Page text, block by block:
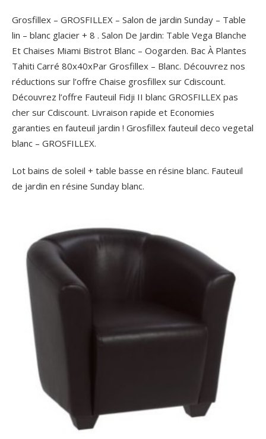
Grosfillex – GROSFILLEX – Salon de jardin Sunday – Table
lin – blanc glacier + 8 . Salon De Jardin: Table Vega Blanche
Et Chaises Miami Bistrot Blanc – Oogarden. Bac À Plantes
Tahiti Carré 80x40xPar Grosfillex – Blanc. Découvrez nos
réductions sur l’offre Chaise grosfillex sur Cdiscount.
Découvrez l’offre Fauteuil Fidji II blanc GROSFILLEX pas
cher sur Cdiscount. Livraison rapide et Economies
garanties en fauteuil jardin ! Grosfillex fauteuil deco vegetal
blanc – GROSFILLEX.
Lot bains de soleil + table basse en résine blanc. Fauteuil
de jardin en résine Sunday blanc.